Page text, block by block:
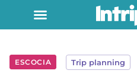
ESCOCIA Trip planning